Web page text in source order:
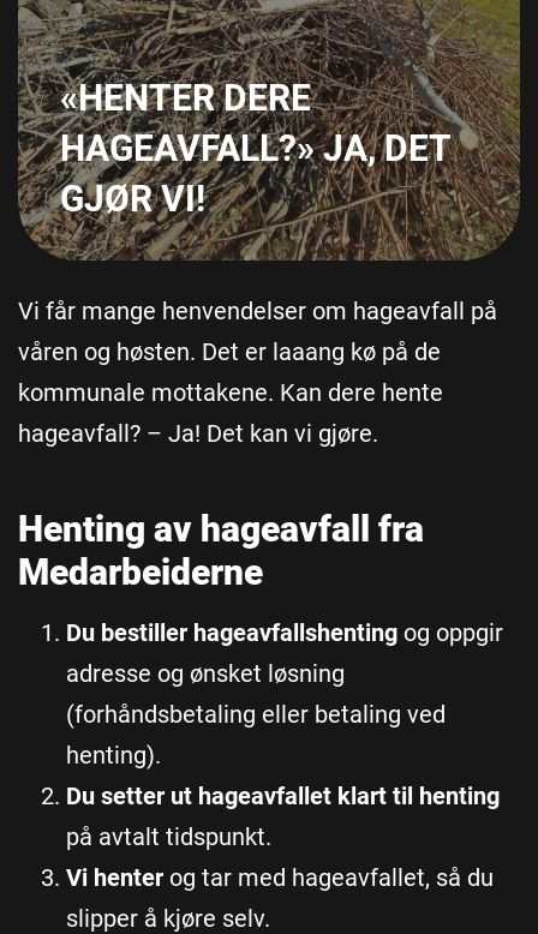
«HENTER DERE
HAGEAVFALL?» JA, DET
GJØR VI!
Vi får mange henvendelser om hageavfall på
våren og høsten. Det er laaang kø på de
kommunale mottakene. Kan dere hente
hageavfall? – Ja! Det kan vi gjøre.
Henting av hageavfall fra
Medarbeiderne
Du bestiller hageavfallshenting og oppgir
adresse og ønsket løsning
(forhåndsbetaling eller betaling ved
henting).
Du setter ut hageavfallet klart til henting
på avtalt tidspunkt.
Vi henter og tar med hageavfallet, så du
slipper å kjøre selv.